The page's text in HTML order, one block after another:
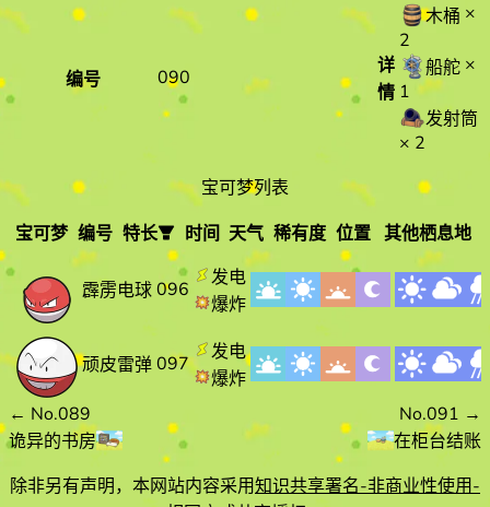
编号 090
详
情
木桶 ×
2
船舵 ×
1
发射筒
× 2
宝可梦列表
宝可梦 编号 特长 时间 天气 稀有度 位置 其他栖息地
宝可梦
编
号
特长 时间
天气
霹雳电球096
发电
爆炸
顽皮雷弹097
发电
爆炸
← No.089
诡异的书房
No.091 →
在柜台结账
除非另有声明，本网站内容采用知识共享署名-非商业性使用-